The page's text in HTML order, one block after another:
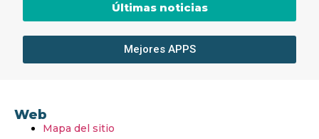
Mejores APPS
Últimas noticias
Web
Mapa del sitio